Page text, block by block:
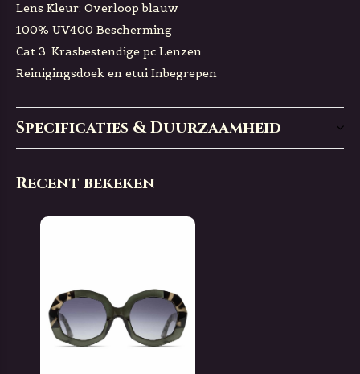
Lens Kleur: Overloop blauw
100% UV400 Bescherming
Cat 3. Krasbestendige pc Lenzen
Reinigingsdoek en etui Inbegrepen
Specificaties & Duurzaamheid
Recent bekeken